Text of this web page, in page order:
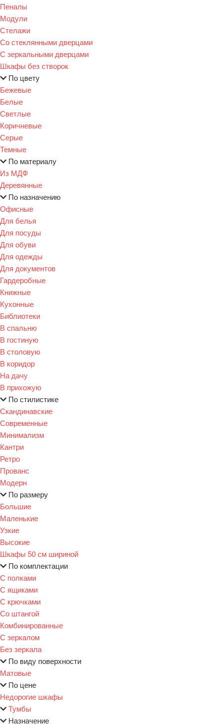
Пеналы
Модули
Стелажи
Со стеклянными дверцами
С зеркальными дверцами
Шкафы без створок
По цвету
Бежевые
Белые
Светлые
Коричневые
Серые
Темные
По материалу
Из МДФ
Деревянные
По назначению
Офисные
Для белья
Для посуды
Для обуви
Для одежды
Для документов
Гардеробные
Книжные
Кухонные
Библиотеки
В спальню
В гостиную
В столовую
В коридор
На дачу
В прихожую
По стилистике
Скандинавские
Современные
Минимализм
Кантри
Ретро
Прованс
Модерн
По размеру
Большие
Маленькие
Узкие
Высокие
Шкафы 50 см шириной
По комплектации
С полками
С ящиками
С крючками
Со штангой
Комбинированные
С зеркалом
Без зеркала
По виду поверхности
Матовые
По цене
Недорогие шкафы
Тумбы
Назначение